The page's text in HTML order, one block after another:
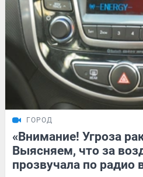
ГОРОД
«Внимание! Угроза
Выясняем, что за
прозвучала по радио